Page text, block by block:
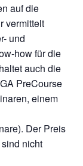
auf die
vermittelt
und
how für die
auch die
PreCourse
einem
Der Preis
nicht